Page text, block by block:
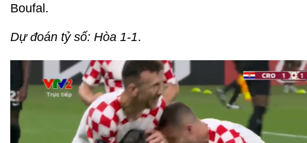
Boufal.
Dự đoán tỷ số: Hòa 1-1.